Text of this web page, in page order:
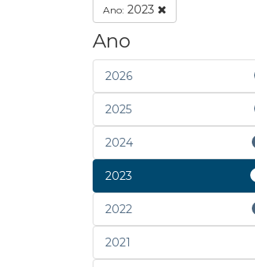
Ano: 2023
Ano
2026
2025
2024
2023
2022
2021